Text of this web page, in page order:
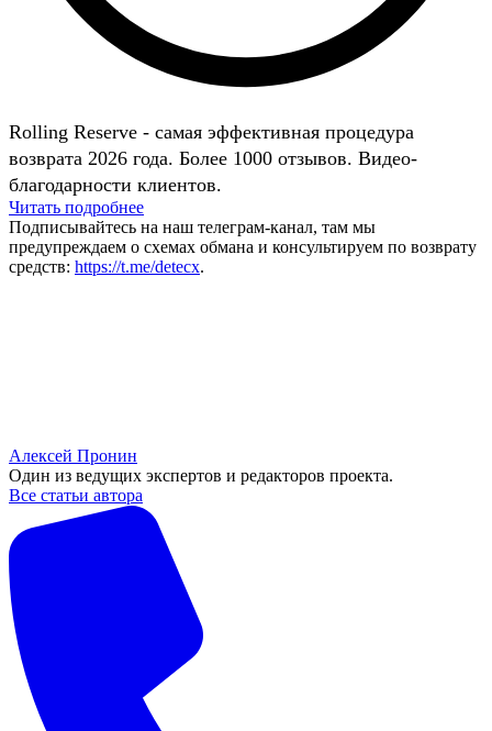
Rolling Reserve - самая эффективная процедура
возврата 2026 года. Более 1000 отзывов. Видео-
благодарности клиентов.
Читать подробнее
Подписывайтесь на наш телеграм-канал, там мы
предупреждаем о схемах обмана и консультируем по возврату
средств: https://t.me/detecx.
Алексей Пронин
Один из ведущих экспертов и редакторов проекта.
Все статьи автора